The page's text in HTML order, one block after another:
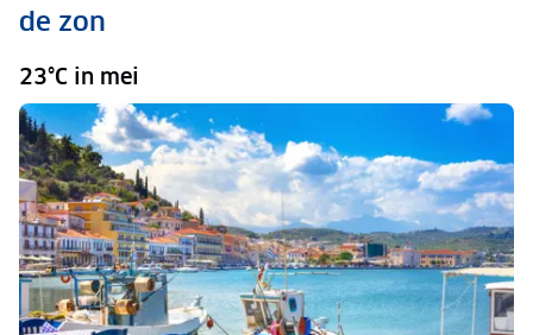
de zon
23°C in mei